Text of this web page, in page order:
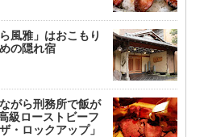
風雅」はおこもり
の隠れ宿
がら刑務所で飯が
級ローストビーフ
・ロックアップ」